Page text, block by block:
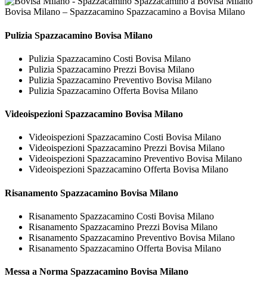
Bovisa Milano – Spazzacamino Spazzacamino a Bovisa Milano
Pulizia Spazzacamino Bovisa Milano
Pulizia Spazzacamino Costi Bovisa Milano
Pulizia Spazzacamino Prezzi Bovisa Milano
Pulizia Spazzacamino Preventivo Bovisa Milano
Pulizia Spazzacamino Offerta Bovisa Milano
Videoispezioni Spazzacamino Bovisa Milano
Videoispezioni Spazzacamino Costi Bovisa Milano
Videoispezioni Spazzacamino Prezzi Bovisa Milano
Videoispezioni Spazzacamino Preventivo Bovisa Milano
Videoispezioni Spazzacamino Offerta Bovisa Milano
Risanamento Spazzacamino Bovisa Milano
Risanamento Spazzacamino Costi Bovisa Milano
Risanamento Spazzacamino Prezzi Bovisa Milano
Risanamento Spazzacamino Preventivo Bovisa Milano
Risanamento Spazzacamino Offerta Bovisa Milano
Messa a Norma Spazzacamino Bovisa Milano